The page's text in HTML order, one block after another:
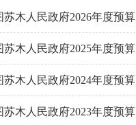
苏木人民政府2026年度预算
苏木人民政府2025年度预算
苏木人民政府2024年度预算
苏木人民政府2023年度预算